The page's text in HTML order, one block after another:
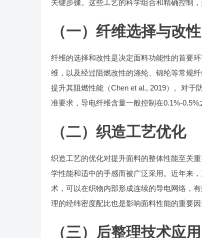
关键步骤。这些工艺的科学组合和精确控制
（一）纤维选择与改性
纤维的选择和改性是决定面料功能性的首要
维，以及经过阻燃改性的涤纶、锦纶等常规
提升其阻燃性能（Chen et al., 2019）。对于
准要求，导电纤维含量一般控制在0.1%-
（二）织造工艺优化
织造工艺的优化对提升面料的整体性能至关
学性能和适中的手感而被广泛采用。近年来
术，可以在织物内部形成连续的导电网络，
理的经纬密度配比也是影响面料性能的重要
（三）后整理技术应用